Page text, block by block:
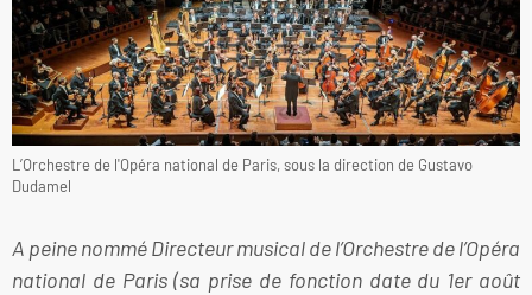
L’Orchestre de l'Opéra national de Paris, sous la direction de Gustavo
Dudamel
A peine nommé Directeur musical de l’Orchestre de l’Opéra
national de Paris (sa prise de fonction date du 1er août